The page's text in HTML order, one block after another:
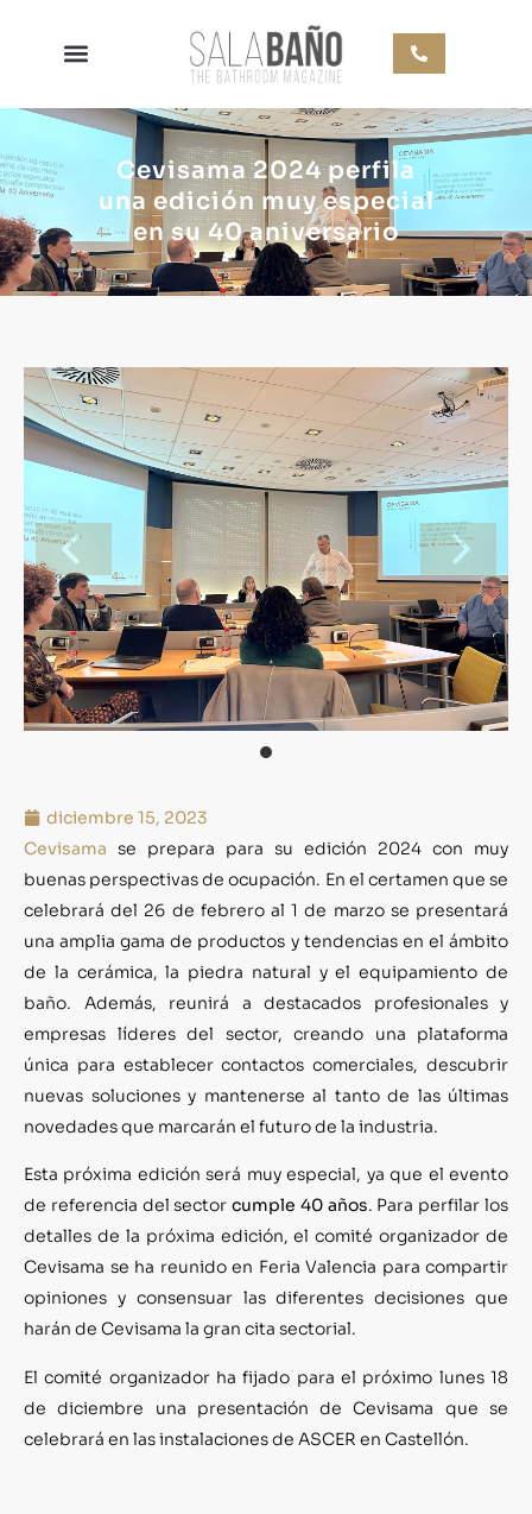
Cevisama 2024 perfila
una edición muy especial
en su 40 aniversario
diciembre 15, 2023
Cevisama se prepara para su edición 2024 con muy
buenas perspectivas de ocupación. En el certamen que se
celebrará del 26 de febrero al 1 de marzo se presentará
una amplia gama de productos y tendencias en el ámbito
de la cerámica, la piedra natural y el equipamiento de
baño. Además, reunirá a destacados profesionales y
empresas líderes del sector, creando una plataforma
única para establecer contactos comerciales, descubrir
nuevas soluciones y mantenerse al tanto de las últimas
novedades que marcarán el futuro de la industria.
Esta próxima edición será muy especial, ya que el evento
de referencia del sectorcumple 40 años. Para perfilar los
detalles de la próxima edición, el comité organizador de
Cevisama se ha reunido en Feria Valencia para compartir
opiniones y consensuar las diferentes decisiones que
harán de Cevisama la gran cita sectorial.
El comité organizador ha fijado para el próximo lunes 18
de diciembre una presentación de Cevisama que se
celebrará en las instalaciones de ASCER en Castellón.